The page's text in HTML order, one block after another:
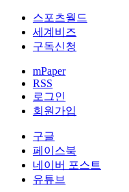
스포츠월드
세계비즈
구독신청
mPaper
RSS
로그인
회원가입
구글
페이스북
네이버 포스트
유튜브